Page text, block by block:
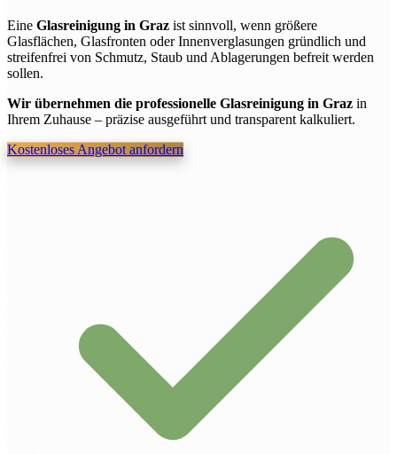
Eine Glasreinigung in Graz ist sinnvoll, wenn größere
Glasflächen, Glasfronten oder Innenverglasungen gründlich und
streifenfrei von Schmutz, Staub und Ablagerungen befreit werden
sollen.
Wir übernehmen die professionelle Glasreinigung in Graz in
Ihrem Zuhause – präzise ausgeführt und transparent kalkuliert.
Kostenloses Angebot anfordern